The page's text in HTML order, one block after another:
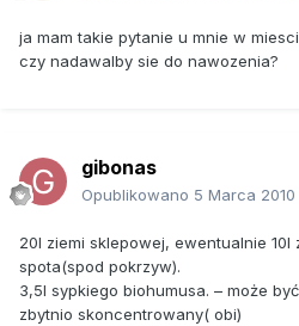
ja mam takie pytanie u mnie w
czy nadawalby sie do nawozenia?
gibonas
Opublikowano 5 Marca 2010
20l ziemi sklepowej, ewentualnie 10l
spota(spod pokrzyw).
3,5l sypkiego biohumusa. – może
zbytnio skoncentrowany( obi)